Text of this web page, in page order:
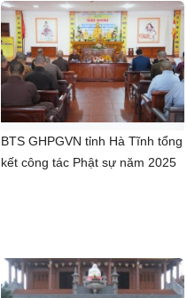
BTS GHPGVN tỉnh Hà Tĩnh tổng
kết công tác Phật sự năm 2025